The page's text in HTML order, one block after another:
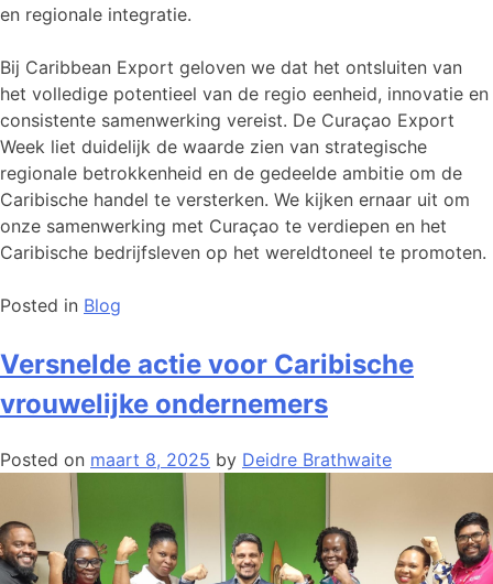
en regionale integratie.
Bij Caribbean Export geloven we dat het ontsluiten van
het volledige potentieel van de regio eenheid, innovatie en
consistente samenwerking vereist. De Curaçao Export
Week liet duidelijk de waarde zien van strategische
regionale betrokkenheid en de gedeelde ambitie om de
Caribische handel te versterken. We kijken ernaar uit om
onze samenwerking met Curaçao te verdiepen en het
Caribische bedrijfsleven op het wereldtoneel te promoten.
Posted in Blog
Versnelde actie voor Caribische
vrouwelijke ondernemers
Posted on maart 8, 2025 by Deidre Brathwaite